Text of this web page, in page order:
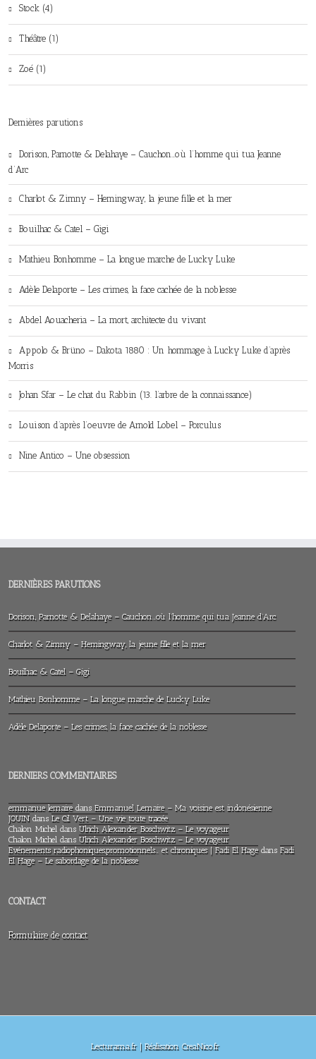
Stock (4)
Théâtre (1)
Zoé (1)
Dernières parutions
Dorison, Parnotte & Delahaye – Cauchon…où l’homme qui tua Jeanne
d’Arc
Charlot & Zimny – Hemingway, la jeune fille et la mer
Bouilhac & Catel – Gigi
Mathieu Bonhomme – La longue marche de Lucky Luke
Adèle Delaporte – Les crimes, la face cachée de la noblesse
Abdel Aouacheria – La mort, architecte du vivant
Appolo & Brüno – Dakota 1880 : Un hommage à Lucky Luke d’après
Morris
Johan Sfar – Le chat du Rabbin (13. l’arbre de la connaissance)
Louison d’après l’oeuvre de Arnold Lobel – Porculus
Nine Antico – Une obsession
DERNIÈRES PARUTIONS
Dorison, Parnotte & Delahaye – Cauchon…où l’homme qui tua Jeanne d’Arc
Charlot & Zimny – Hemingway, la jeune fille et la mer
Bouilhac & Catel – Gigi
Mathieu Bonhomme – La longue marche de Lucky Luke
Adèle Delaporte – Les crimes, la face cachée de la noblesse
DERNIERS COMMENTAIRES
emmanue lemairedans Emmanuel Lemaire – Ma voisine est indonésienne
JOUINdans Le Cil Vert – Une vie toute tracée
Chalon Michel dans Ulrich Alexander Boschwitz – Le voyageur
Chalon Michel dans Ulrich Alexander Boschwitz – Le voyageur
Evénements radiophoniques,promotionnels… et chroniques | Fadi El Hagedans Fadi
El Hage – Le sabordage de la noblesse
CONTACT
Formulaire de contact
Lecturama.fr | Réalisation CreaNico.fr